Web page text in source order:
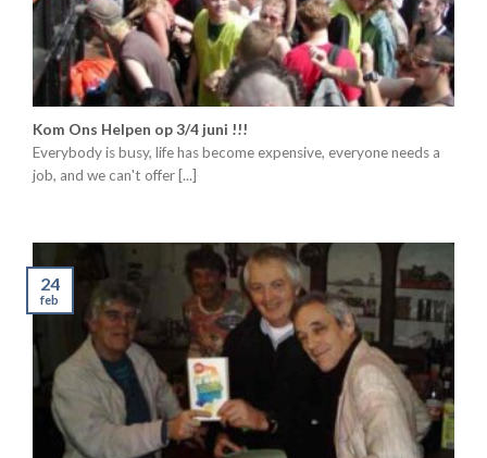
Kom Ons Helpen op 3/4 juni !!!
Everybody is busy, life has become expensive, everyone needs a
job, and we can't offer [...]
24
feb